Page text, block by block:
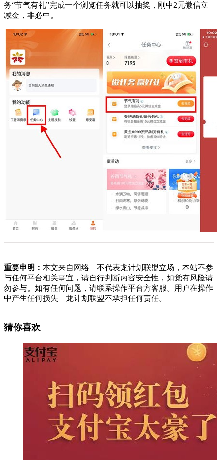
务“节气有礼”完成一个浏览任务就可以抽奖，刚中2元微信立
减金，非必中。
重要申明： 本文来自网络，不代表龙计划联盟立场，本站不参
与任何平台相关事宜，请自行判断内容安全性，如觉有风险请
勿参与。如有任何问题，请联系操作平台方客服。用户在操作
中产生任何损失，龙计划联盟不承担任何责任。
猜你喜欢